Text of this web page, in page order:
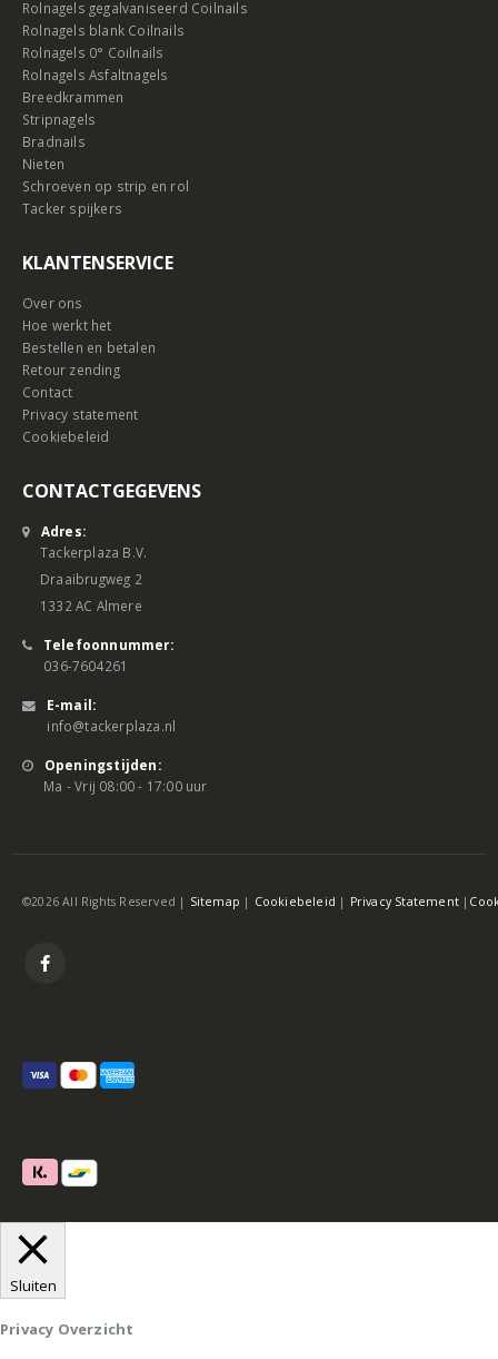
Rolnagels gegalvaniseerd Coilnails
Rolnagels blank Coilnails
Rolnagels 0° Coilnails
Rolnagels Asfaltnagels
Breedkrammen
Stripnagels
Bradnails
Nieten
Schroeven op strip en rol
Tacker spijkers
KLANTENSERVICE
Over ons
Hoe werkt het
Bestellen en betalen
Retour zending
Contact
Privacy statement
Cookiebeleid
CONTACTGEGEVENS
Adres:
Tackerplaza B.V.
Draaibrugweg 2
1332 AC Almere
Telefoonnummer:
036-7604261
E-mail:
info@tackerplaza.nl
Openingstijden:
Ma - Vrij 08:00 - 17:00 uur
©2026 All Rights Reserved | Sitemap | Cookiebeleid | Privacy Statement |
Sluiten
Privacy Overzicht